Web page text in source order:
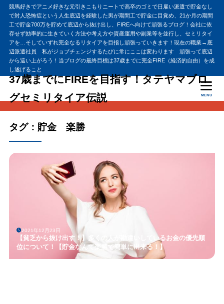
競馬好きでアニメ好きな元引きこもりニートで高卒のゴミで日雇い派遣で貯金なし
で対人恐怖症という人生底辺を経験した男が期間工で貯金に目覚め、21か月の期間
工で貯金700万を貯めて底辺から抜け出し、FIREへ向けて頑張るブログ！会社に依
存せず効率的に生きていく方法や考え方や資産運用や副業等を並行し、セミリタイ
アを…そしていずれ完全なるリタイアを目指し頑張っていきます！現在の職業→底
辺派遣社員 私がジョブチェンジするたびに常にここは変わります 頑張って底辺
から這い上がろう！当ブログの最終目標は37歳までに完全FIRE（経済的自由）を成
し遂げること
37歳までにFIREを目指す！タテヤマブロ
グセミリタイア伝説
MENU
タグ：貯金 楽勝
2021年12月23日
【貧乏から抜け出す！】多くの人が勘違いしているお金の優先順
位について！【貯金なんて楽勝で簡単に出来る！】